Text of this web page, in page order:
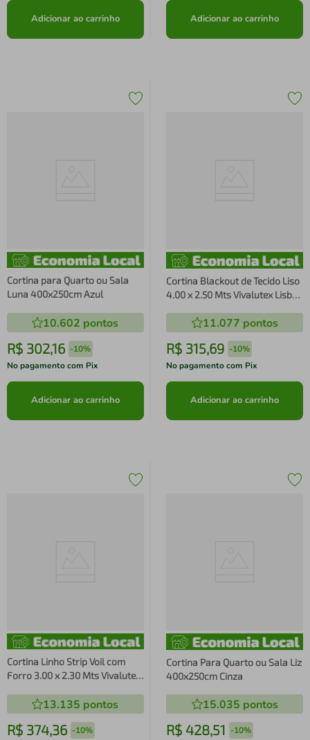
Adicionar ao carrinho Adicionar ao carrinho
Cortina para Quarto ou Sala
Luna 400x250cm Azul
10.602 pontos
R$ 302,16 -10%
No pagamento com Pix
Adicionar ao carrinho
Cortina Blackout de Tecido Liso
4.00 x 2.50 Mts Vivalutex Lisboa
11.077 pontos
R$ 315,69 -10%
No pagamento com Pix
Adicionar ao carrinho
Cortina Linho Strip Voil com
Forro 3.00 x 2.30 Mts Vivalutex
13.135 pontos
R$ 374,36 -10%
Cortina Para Quarto ou Sala Liz
400x250cm Cinza
15.035 pontos
R$ 428,51 -10%